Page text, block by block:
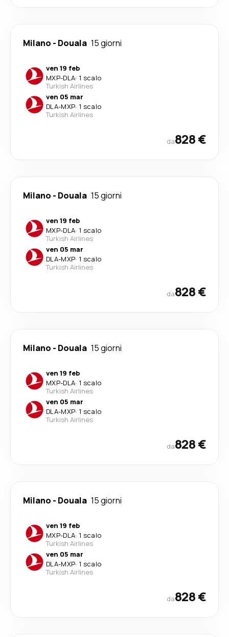
Milano - Douala 15 giorni
ven 19 feb
MXP-DLA· 1 scalo
Turkish Airlines
ven 05 mar
DLA-MXP· 1 scalo
Turkish Airlines
da828 €
Milano - Douala 15 giorni
ven 19 feb
MXP-DLA· 1 scalo
Turkish Airlines
ven 05 mar
DLA-MXP· 1 scalo
Turkish Airlines
da828 €
Milano - Douala 15 giorni
ven 19 feb
MXP-DLA· 1 scalo
Turkish Airlines
ven 05 mar
DLA-MXP· 1 scalo
Turkish Airlines
da828 €
Milano - Douala 15 giorni
ven 19 feb
MXP-DLA· 1 scalo
Turkish Airlines
ven 05 mar
DLA-MXP· 1 scalo
Turkish Airlines
da828 €